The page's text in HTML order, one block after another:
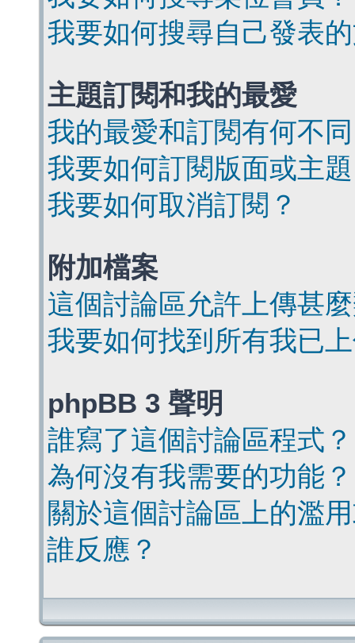
我要如何搜尋自己發表
主題訂閱和我的最愛
我的最愛和訂閱有何不
我要如何訂閱版面或主
我要如何取消訂閱？
附加檔案
這個討論區允許上傳甚
我要如何找到所有我已
phpBB 3 聲明
誰寫了這個討論區程式？
為何沒有我需要的功能？
關於這個討論區上的濫
誰反應？